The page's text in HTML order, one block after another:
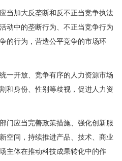
当加大反垄断和反不正当竞争执法
动中的垄断行为、不正当竞争行为
的行为，营造公平竞争的市场环
一开放、竞争有序的人力资源市场
和身份、性别等歧视，促进人力资
门应当完善政策措施、强化创新服
空间，持续推进产品、技术、商业
主体在推动科技成果转化中的作